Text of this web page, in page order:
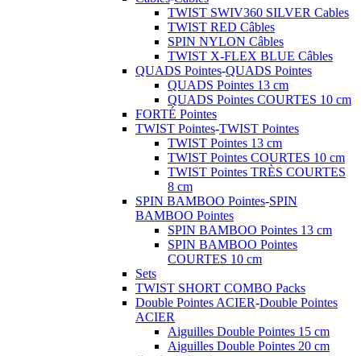
TWIST SWIV360 SILVER Cables
TWIST RED Câbles
SPIN NYLON Câbles
TWIST X-FLEX BLUE Câbles
QUADS Pointes-QUADS Pointes
QUADS Pointes 13 cm
QUADS Pointes COURTES 10 cm
FORTÉ Pointes
TWIST Pointes-TWIST Pointes
TWIST Pointes 13 cm
TWIST Pointes COURTES 10 cm
TWIST Pointes TRÈS COURTES
8 cm
SPIN BAMBOO Pointes-SPIN
BAMBOO Pointes
SPIN BAMBOO Pointes 13 cm
SPIN BAMBOO Pointes
COURTES 10 cm
Sets
TWIST SHORT COMBO Packs
Double Pointes ACIER-Double Pointes
ACIER
Aiguilles Double Pointes 15 cm
Aiguilles Double Pointes 20 cm